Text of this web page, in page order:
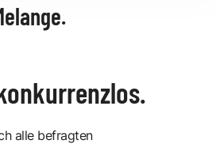
alle befragten